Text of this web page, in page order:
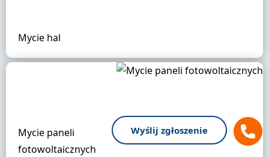
Mycie hal
Mycie paneli
fotowoltaicznych
Wyślij zgłoszenie